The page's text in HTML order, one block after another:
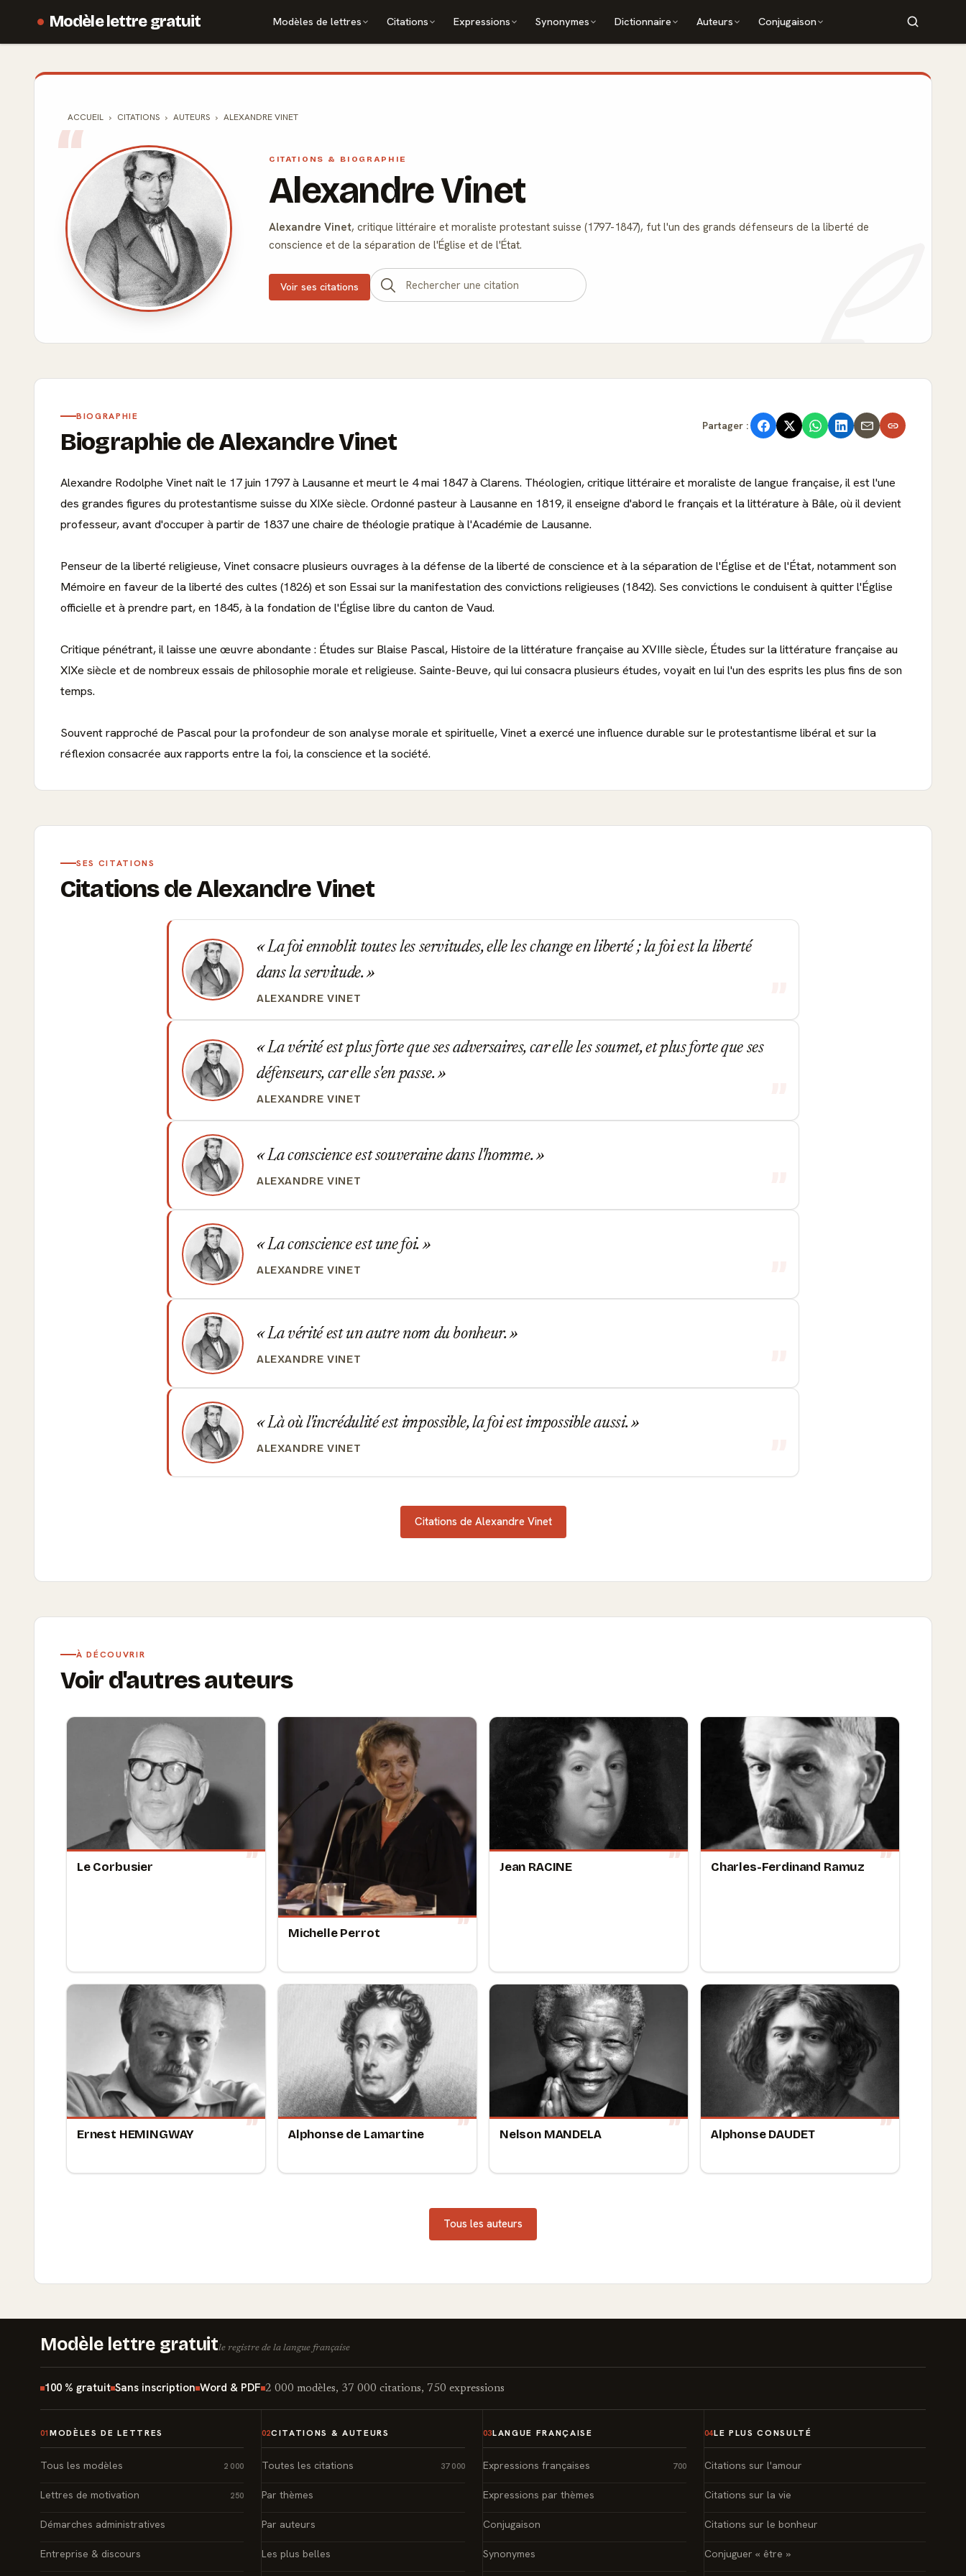
Modèle lettre gratuit Modèles de lettres Citations Expressions Synonymes Dictionnaire Auteurs Conjugaison
ACCUEIL CITATIONS AUTEURS ALEXANDRE VINET
CITATIONS & BIOGRAPHIE
Alexandre Vinet
Alexandre Vinet, critique littéraire et moraliste protestant suisse (1797-1847), fut l'un des grands défenseurs de la liberté de
conscience et de la séparation de l'Église et de l'État.
Voir ses citations
BIOGRAPHIE
Biographie de Alexandre Vinet
Partager :
Alexandre Rodolphe Vinet naît le 17 juin 1797 à Lausanne et meurt le 4 mai 1847 à Clarens. Théologien, critique littéraire et moraliste de langue française, il est l'une
des grandes figures du protestantisme suisse du XIXe siècle. Ordonné pasteur à Lausanne en 1819, il enseigne d'abord le français et la littérature à Bâle, où il devient
professeur, avant d'occuper à partir de 1837 une chaire de théologie pratique à l'Académie de Lausanne.
Penseur de la liberté religieuse, Vinet consacre plusieurs ouvrages à la défense de la liberté de conscience et à la séparation de l'Église et de l'État, notamment son
Mémoire en faveur de la liberté des cultes (1826) et son Essai sur la manifestation des convictions religieuses (1842). Ses convictions le conduisent à quitter l'Église
officielle et à prendre part, en 1845, à la fondation de l'Église libre du canton de Vaud.
Critique pénétrant, il laisse une œuvre abondante : Études sur Blaise Pascal, Histoire de la littérature française au XVIIIe siècle, Études sur la littérature française au
XIXe siècle et de nombreux essais de philosophie morale et religieuse. Sainte-Beuve, qui lui consacra plusieurs études, voyait en lui l'un des esprits les plus fins de son
temps.
Souvent rapproché de Pascal pour la profondeur de son analyse morale et spirituelle, Vinet a exercé une influence durable sur le protestantisme libéral et sur la
réflexion consacrée aux rapports entre la foi, la conscience et la société.
SES CITATIONS
Citations de Alexandre Vinet
La foi ennoblit toutes les servitudes, elle les change en liberté ; la foi est la liberté
dans la servitude.
ALEXANDRE VINET
La vérité est plus forte que ses adversaires, car elle les soumet, et plus forte que ses
défenseurs, car elle s'en passe.
ALEXANDRE VINET
La conscience est souveraine dans l'homme.
ALEXANDRE VINET
La conscience est une foi.
ALEXANDRE VINET
La vérité est un autre nom du bonheur.
ALEXANDRE VINET
Là où l'incrédulité est impossible, la foi est impossible aussi.
ALEXANDRE VINET
Citations de Alexandre Vinet
À DÉCOUVRIR
Voir d'autres auteurs
Le Corbusier
Michelle Perrot
Jean RACINE Charles-Ferdinand Ramuz
Ernest HEMINGWAY Alphonse de Lamartine Nelson MANDELA Alphonse DAUDET
Tous les auteurs
Modèle lettre gratuitle registre de la langue française
100 % gratuit Sans inscription Word & PDF 2 000 modèles, 37 000 citations, 750 expressions
01 MODÈLES DE LETTRES
Tous les modèles 2 000
Lettres de motivation 250
Démarches administratives
Entreprise & discours
02CITATIONS & AUTEURS
Toutes les citations 37 000
Par thèmes
Par auteurs
Les plus belles
03LANGUE FRANÇAISE
Expressions françaises 700
Expressions par thèmes
Conjugaison
Synonymes
04LE PLUS CONSULTÉ
Citations sur l'amour
Citations sur la vie
Citations sur le bonheur
Conjuguer « être »